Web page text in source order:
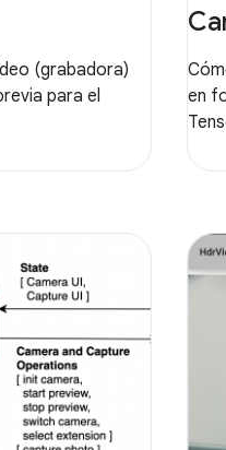
(grabadora)
para el
en